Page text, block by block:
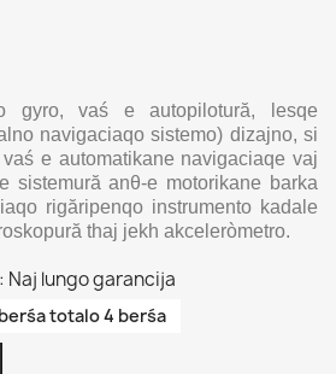
gyro, vaś e autopilotură, lesqe
navigaciaqo sistemo) dizajno, si
e automatikane navigaciaqe vaj
sistemură anθ-e motorikane barka
rigăripenqo instrumento kadale
thaj jekh akceleròmetro.
lungo garancija
totalo 4 berśa